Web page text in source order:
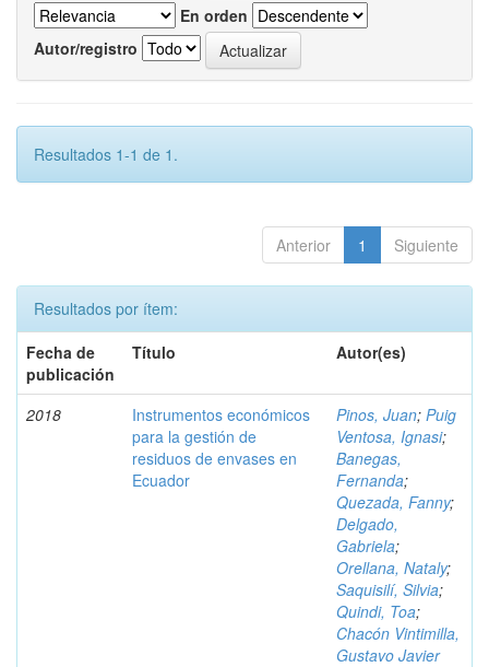
En orden
Autor/registro
Resultados 1-1 de 1.
Anterior 1 Siguiente
Resultados por ítem:
Fecha de
publicación
Título Autor(es)
2018
Instrumentos económicos
para la gestión de
residuos de envases en
Ecuador
Pinos, Juan; Puig
Ventosa, Ignasi;
Banegas,
Fernanda;
Quezada, Fanny;
Delgado,
Gabriela;
Orellana, Nataly;
Saquisilí, Silvia;
Quindi, Toa;
Chacón Vintimilla,
Gustavo Javier